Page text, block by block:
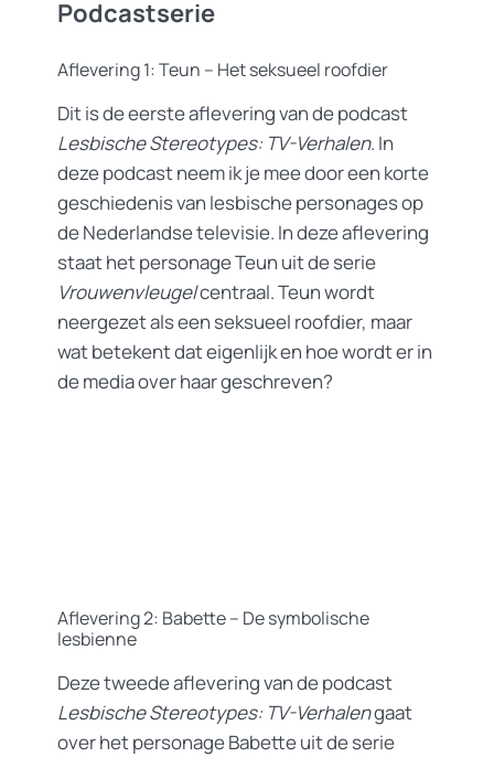
Podcastserie
Aflevering 1: Teun – Het seksueel roofdier
Dit is de eerste aflevering van de podcast
Lesbische Stereotypes: TV-Verhalen. In
deze podcast neem ik je mee door een korte
geschiedenis van lesbische personages op
de Nederlandse televisie. In deze aflevering
staat het personage Teun uit de serie
Vrouwenvleugelcentraal. Teun wordt
neergezet als een seksueel roofdier, maar
wat betekent dat eigenlijk en hoe wordt er in
de media over haar geschreven?
Aflevering 2: Babette – De symbolische
lesbienne
Deze tweede aflevering van de podcast
Lesbische Stereotypes: TV-Verhalengaat
over het personage Babette uit de serie